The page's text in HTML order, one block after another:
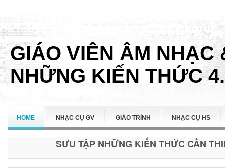
GIÁO VIÊN ÂM NHẠC
NHỮNG KIẾN THỨC
HOME NHẠC CỤ GV GIÁO TRÌNH NHẠC CỤ HS
SƯU TẬP NHỮNG KIẾN THỨC CẦN